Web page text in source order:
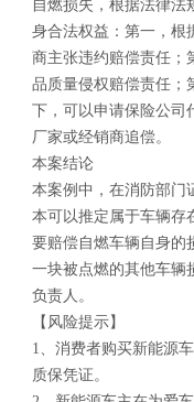
自燃损失，根据法律法
身合法权益：第一，根
商主张违约赔偿责任；
品质量侵权赔偿责任；
下，可以申请保险公司
厂家或经销商追偿。
本案结论
本案例中，在消防部门
本可以推定属于车辆存
要赔偿自燃车辆自身的
一块被点燃的其他车辆
负责人。
【风险提示】
1、消费者购买新能源
质保凭证。